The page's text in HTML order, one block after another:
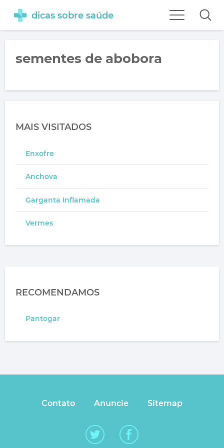
dicas sobre saúde
sementes de abobora
MAIS VISITADOS
Enxofre
Anchova
Garganta Inflamada
Vermes
RECOMENDAMOS
Pantogar
Contato Anuncie Sitemap